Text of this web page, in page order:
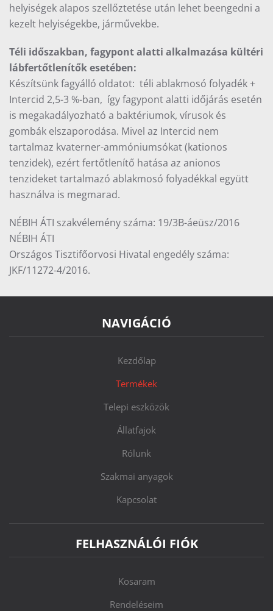
helyiségek alapos szellőztetése után lehet beengedni a
kezelt helyiségekbe, járművekbe.
Téli időszakban, fagypont alatti alkalmazása kültéri
lábfertőtlenítők esetében:
Készítsünk fagyálló oldatot: téli ablakmosó folyadék +
Intercid 2,5-3 %-ban, így fagypont alatti időjárás esetén
is megakadályozható a baktériumok, vírusok és
gombák elszaporodása. Mivel az Intercid nem
tartalmaz kvaterner-ammóniumsókat (kationos
tenzidek), ezért fertőtlenítő hatása az anionos
tenzideket tartalmazó ablakmosó folyadékkal együtt
használva is megmarad.
NÉBIH ÁTI szakvélemény száma: 19/3B-áeüsz/2016
NÉBIH ÁTI
Országos Tisztifőorvosi Hivatal engedély száma:
JKF/11272-4/2016.
NAVIGÁCIÓ
Kezdőlap
Termékek
Telepi eszközök
Állatfajok
Rólunk
Szakmai anyagok
Kapcsolat
FELHASZNÁLÓI FIÓK
Kosaram
Rendeléseim